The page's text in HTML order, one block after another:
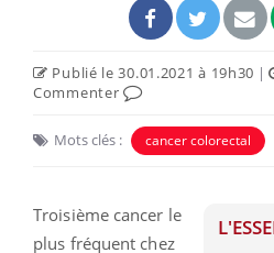
Publié le 30.01.2021 à 19h30 |
Commenter
Mots clés : cancer colorectal
Troisième cancer le
plus fréquent chez